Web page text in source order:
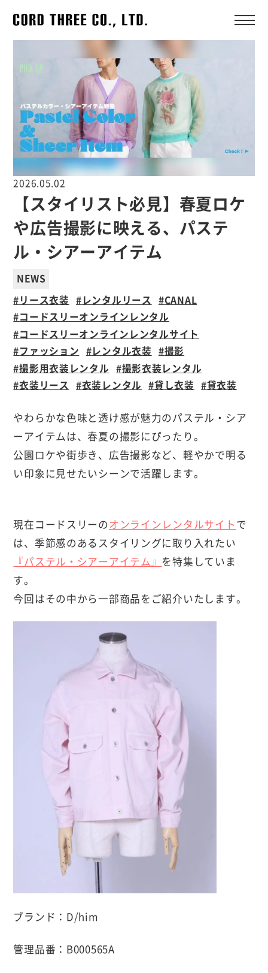
2026.05.02
【スタイリスト必見】春夏ロケ
や広告撮影に映える、パステ
ル・シアーアイテム
NEWS
リース衣装 レンタルリース
CANAL
コードスリーオンラインレンタル
コードスリーオンラインレンタルサイト
ファッション
レンタル衣装
撮影
撮影用衣装レンタル
撮影衣装レンタル
衣装リース
衣装レンタル 貸し衣装 貸衣装
やわらかな色味と透け感が魅力のパステル・シア
ーアイテムは、春夏の撮影にぴったり。
公園ロケや街歩き、広告撮影など、軽やかで明る
い印象に見せたいシーンで活躍します。
現在コードスリーの オンラインレンタルサイト で
は、季節感のあるスタイリングに取り入れたい
『パステル・シアーアイテム』 を特集していま
す。
今回はその中から一部商品をご紹介いたします。
ブランド：D/him
管理品番：B000565A